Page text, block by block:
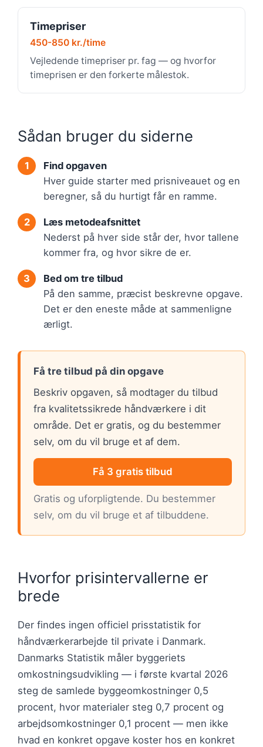
Timepriser
450-850 kr./time
Vejledende timepriser pr. fag — og hvorfor
timeprisen er den forkerte målestok.
Sådan bruger du siderne
Find opgaven
Hver guide starter med prisniveauet og en
beregner, så du hurtigt får en ramme.
Læs metodeafsnittet
Nederst på hver side står der, hvor tallene
kommer fra, og hvor sikre de er.
Bed om tre tilbud
På den samme, præcist beskrevne opgave.
Det er den eneste måde at sammenligne
ærligt.
Få tre tilbud på din opgave
Beskriv opgaven, så modtager du tilbud
fra kvalitetssikrede håndværkere i dit
område. Det er gratis, og du bestemmer
selv, om du vil bruge et af dem.
Få 3 gratis tilbud
Gratis og uforpligtende. Du bestemmer
selv, om du vil bruge et af tilbuddene.
Hvorfor prisintervallerne er
brede
Der findes ingen officiel prisstatistik for
håndværkerarbejde til private i Danmark.
Danmarks Statistik måler byggeriets
omkostningsudvikling — i første kvartal 2026
steg de samlede byggeomkostninger 0,5
procent, hvor materialer steg 0,7 procent og
arbejdsomkostninger 0,1 procent — men ikke
hvad en konkret opgave koster hos en konkret